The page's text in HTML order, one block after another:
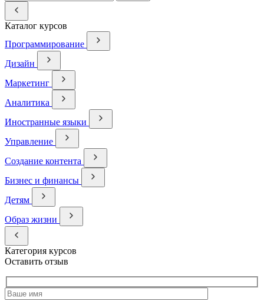
Каталог курсов
Программирование
Дизайн
Маркетинг
Аналитика
Иностранные языки
Управление
Создание контента
Бизнес и финансы
Детям
Образ жизни
Категория курсов
Оставить отзыв